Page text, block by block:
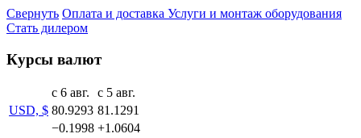
Свернуть Оплата и доставка Услуги и монтаж оборудования
Стать дилером
Курсы валют
USD, $
с 6 авг.
с 5 авг.
80.9293 81.1291
−0.1998 +1.0604